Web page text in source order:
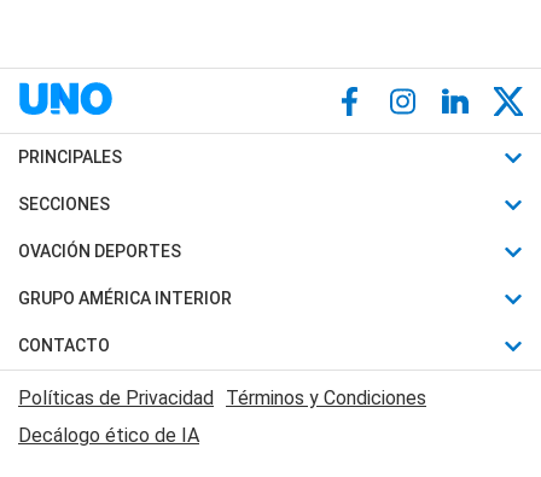
PRINCIPALES
Últimas Noticias
Política
Judiciales
Economia
SECCIONES
Horóscopo
Motores
Trucos caseros
Series y Películas
Edictos y Solicitadas
OVACIÓN DEPORTES
Fútbol
Mundial
Automovilismo
Rugby
GRUPO AMÉRICA INTERIOR
Canal 7 en Vivo
CONTACTO
Acerca de Nosotros
Contactanos
Políticas de Privacidad Términos y Condiciones
Decálogo ético de IA